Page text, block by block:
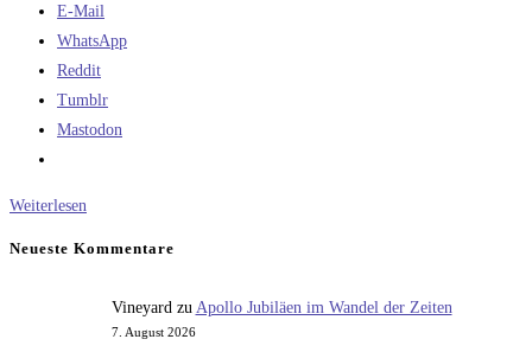
E-Mail
WhatsApp
Reddit
Tumblr
Mastodon
Weiterlesen
Neueste Kommentare
Vineyardzu Apollo Jubiläen im Wandel der Zeiten
7. August 2026